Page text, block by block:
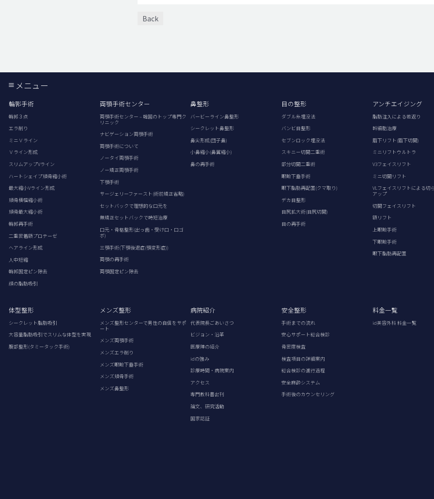
Back
メニュー
輪郭手術
輪郭３点
エラ削り
ミニＶライン
Ｖライン形成
スリムアップVライン
ハートシェイプ頬骨縮小術
最大縮小Vライン形成
頬骨横幅縮小術
頬骨最大縮小術
輪郭再手術
二重密着額プロテーゼ
ヘアライン形成
人中短縮
輪郭固定ピン除去
顔の脂肪吸引
両顎手術センター
両顎手術センター – 韓国のトップ専門ク
リニック
ナビゲーション両顎手術
両顎手術について
ノータイ両顎手術
ノー矯正両顎手術
下顎手術
サージェリーファースト(術前矯正省略)
セットバックで理想的な口元を
無矯正セットバックで時短治療
口元・骨格整形(出っ歯・受け口・口ゴ
ボ)
三顎手術(下顎後退症(顎変形症))
両顎の再手術
両顎固定ピン除去
鼻整形
バービーライン鼻整形
シークレット鼻整形
鼻尖形成(団子鼻)
小鼻縮小(鼻翼縮小)
鼻の再手術
目の整形
ダブル糸埋没法
バンビ目整形
セブンロック埋没法
スキニー切開二重術
部分切開二重術
眼瞼下垂手術
眼下脂肪再配置(クマ取り)
デカ目整形
目尻拡大術(目尻切開)
目の再手術
アンチエイジング
脂肪注入による若返り
幹細胞治療
眉下リフト(眉下切開)
ミニリフトウルトラ
V3フェイスリフト
ミニ切開リフト
VLフェイスリフトによる切
アップ
切開フェイスリフト
額リフト
上眼瞼手術
下眼瞼手術
眼下脂肪再配置
体型整形
シークレット脂肪吸引
大容量脂肪吸引でスリムな体型を実現
腹部整形(タミータック手術)
メンズ整形
メンズ整形センターで男性の自信をサポ
ート
メンズ両顎手術
メンズエラ削り
メンズ眼瞼下垂手術
メンズ頬骨手術
メンズ鼻整形
病院紹介
代表院長ごあいさつ
ビジョン・沿革
医療陣の紹介
idの強み
診療時間・病院案内
アクセス
専門教科書出刊
論文、研究活動
国家認証
安全整形
手術までの流れ
安心サポート総合検診
骨密度検査
検査項目の詳細案内
総合検診の進行過程
安全麻酔システム
手術後のカウンセリング
料金一覧
id美容外科 料金一覧